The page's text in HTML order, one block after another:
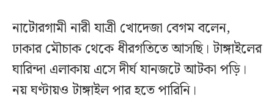
নাটোরগামী নারী যাত্রী খোদেজা বেগম বলেন,
ঢাকার মৌচাক থেকে ধীরগতিতে আসছি। টাঙ্গাইলের
ঘারিন্দা এলাকায় এসে দীর্ঘ যানজটে আটকা পড়ি।
নয় ঘণ্টায়ও টাঙ্গাইল পার হতে পারিনি।